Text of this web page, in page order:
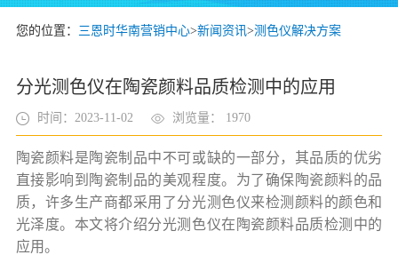
您的位置： 三恩时华南营销中心>新闻资讯>测色仪解决方案
分光测色仪在陶瓷颜料品质检测中的应用
时间：2023-11-02 浏览量： 1970
陶瓷颜料是陶瓷制品中不可或缺的一部分，其品质的优劣
直接影响到陶瓷制品的美观程度。为了确保陶瓷颜料的品
质，许多生产商都采用了分光测色仪来检测颜料的颜色和
光泽度。本文将介绍分光测色仪在陶瓷颜料品质检测中的
应用。